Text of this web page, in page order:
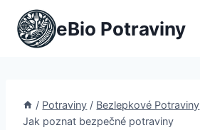
Přeskočit
obsah
eBio Potraviny
/ Potraviny / Bezlepkové Potraviny
Jak poznat bezpečné potraviny